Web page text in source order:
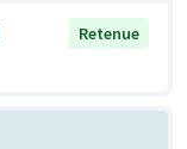
Retenue